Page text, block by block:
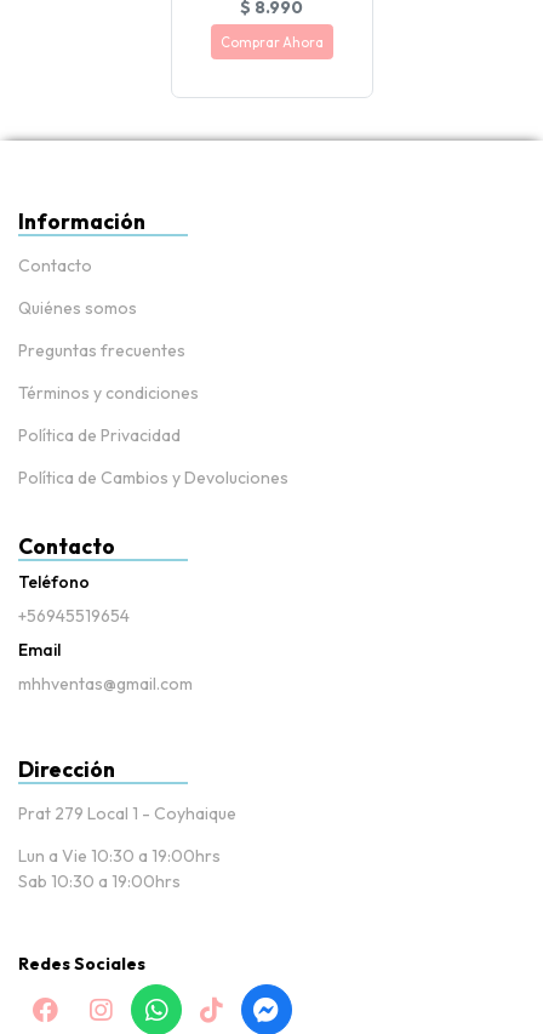
$ 8.990
Comprar Ahora
Información
Contacto
Quiénes somos
Preguntas frecuentes
Términos y condiciones
Política de Privacidad
Política de Cambios y Devoluciones
Contacto
Teléfono
+56945519654
Email
mhhventas@gmail.com
Dirección
Prat 279 Local 1 - Coyhaique
Lun a Vie 10:30 a 19:00hrs
Sab 10:30 a 19:00hrs
Redes Sociales